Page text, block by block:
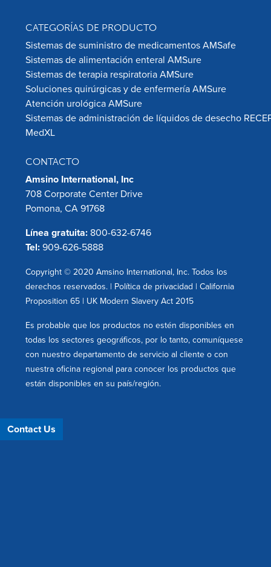
CATEGORÍAS DE PRODUCTO
Sistemas de suministro de medicamentos AMSafe
Sistemas de alimentación enteral AMSure
Sistemas de terapia respiratoria AMSure
Soluciones quirúrgicas y de enfermería AMSure
Atención urológica AMSure
Sistemas de administración de líquidos de desecho
MedXL
CONTACTO
Amsino International, Inc
708 Corporate Center Drive
Pomona, CA 91768
Línea gratuita: 800-632-6746
Tel: 909-626-5888
Copyright © 2020 Amsino International, Inc. Todos los
derechos reservados. | Política de privacidad | California
Proposition 65 | UK Modern Slavery Act 2015
Es probable que los productos no estén disponibles en
todas los sectores geográficos, por lo tanto, comuníquese
con nuestro departamento de servicio al cliente o con
nuestra oficina regional para conocer los productos que
están disponibles en su país/región.
Contact Us